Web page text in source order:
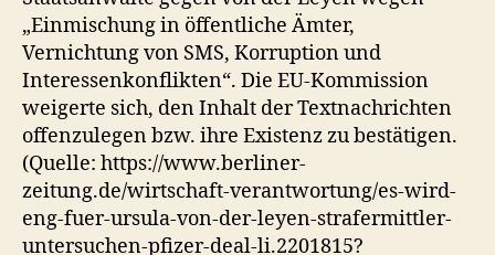
„Einmischung in öffentliche Ämter,
Vernichtung von SMS, Korruption und
Interessenkonflikten“. Die EU-Kommission
weigerte sich, den Inhalt der Textnachrichten
offenzulegen bzw. ihre Existenz zu bestätigen.
(Quelle: https://www.berliner-
zeitung.de/wirtschaft-verantwortung/es-wird-
eng-fuer-ursula-von-der-leyen-strafermittler-
untersuchen-pfizer-deal-li.2201815?